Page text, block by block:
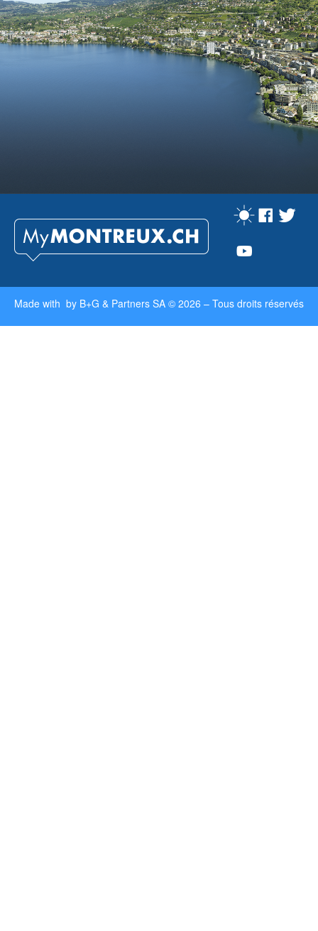
Made with by B+G & Partners SA © 2026 – Tous droits réservés